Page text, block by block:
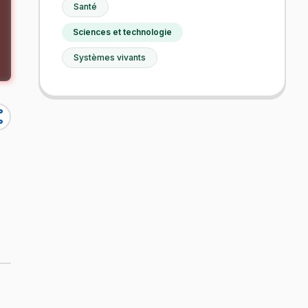
Santé
Sciences et technologie
Systèmes vivants